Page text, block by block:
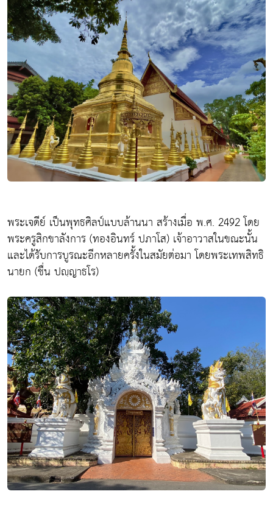
พระเจดีย์ เป็นพุทธศิลป์แบบล้านนา สร้างเมื่อ พ.ศ. 2492 โดย
พระครูสิกขาลังการ (ทองอินทร์ ปภาโส) เจ้าอาวาสในขณะนั้น
และได้รับการบูรณะอีกหลายครั้งในสมัยต่อมา โดยพระเทพสิทธิ
นายก (ชื่น ปญฺญาธโร)